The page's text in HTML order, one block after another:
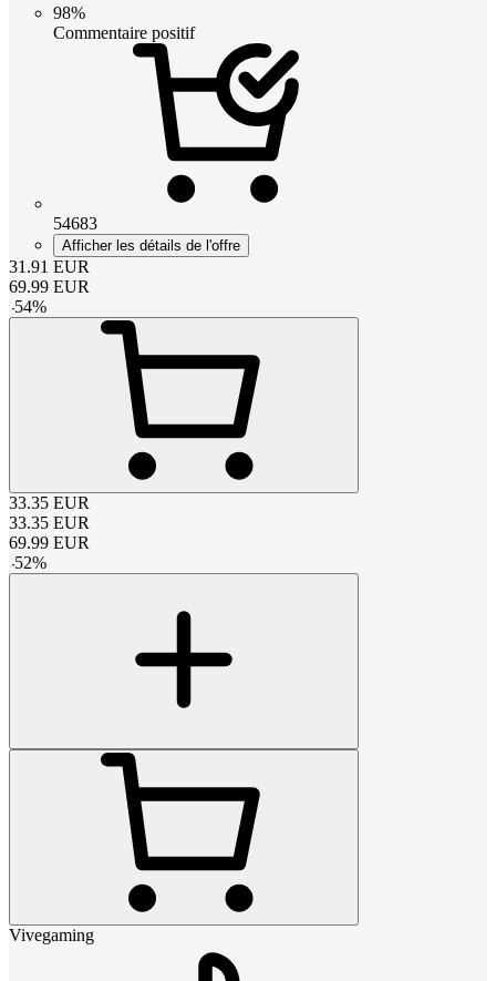
98%
Commentaire positif
54683
Afficher les détails de l'offre
31.91 EUR
69.99 EUR
-54%
33.35 EUR
33.35 EUR
69.99 EUR
-52%
Vivegaming